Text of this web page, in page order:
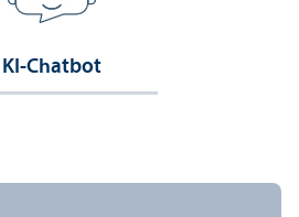
KI-Chatbot